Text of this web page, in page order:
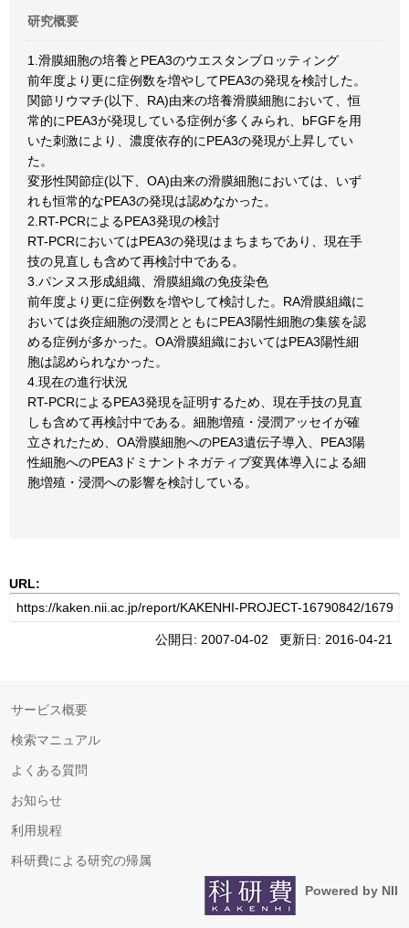
研究概要
1.滑膜細胞の培養とPEA3のウエスタンブロッティング
前年度より更に症例数を増やしてPEA3の発現を検討した。
関節リウマチ(以下、RA)由来の培養滑膜細胞において、恒
常的にPEA3が発現している症例が多くみられ、bFGFを用
いた刺激により、濃度依存的にPEA3の発現が上昇してい
た。
変形性関節症(以下、OA)由来の滑膜細胞においては、いず
れも恒常的なPEA3の発現は認めなかった。
2.RT-PCRによるPEA3発現の検討
RT-PCRにおいてはPEA3の発現はまちまちであり、現在手
技の見直しも含めて再検討中である。
3.パンヌス形成組織、滑膜組織の免疫染色
前年度より更に症例数を増やして検討した。RA滑膜組織に
おいては炎症細胞の浸潤とともにPEA3陽性細胞の集簇を認
める症例が多かった。OA滑膜組織においてはPEA3陽性細
胞は認められなかった。
4.現在の進行状況
RT-PCRによるPEA3発現を証明するため、現在手技の見直
しも含めて再検討中である。細胞増殖・浸潤アッセイが確
立されたため、OA滑膜細胞へのPEA3遺伝子導入、PEA3陽
性細胞へのPEA3ドミナントネガティブ変異体導入による細
胞増殖・浸潤への影響を検討している。
URL:
公開日: 2007-04-02 更新日: 2016-04-21
サービス概要
検索マニュアル
よくある質問
お知らせ
利用規程
科研費による研究の帰属
Powered by NII